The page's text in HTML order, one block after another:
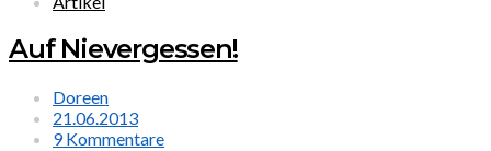
Auf Nievergessen!
Doreen
21.06.2013
9 Kommentare